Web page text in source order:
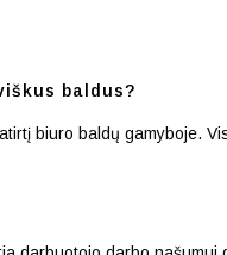
baldus?
biuro baldų gamyboje.